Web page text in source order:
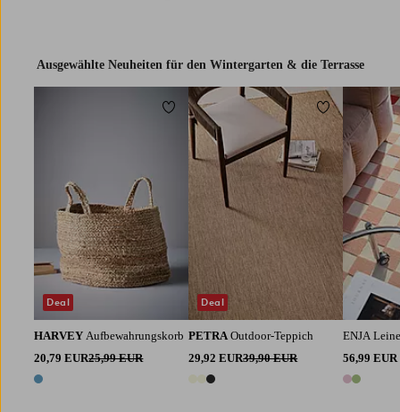
Ausgewählte Neuheiten für den Wintergarten & die Terrasse
HARVEY Aufbewahrungskorb
20,79 EUR25,99 EUR
1 Farbe
Deal
Zu Favoriten hinzufügen
PETRA Outdoor-Teppich
29,92 EUR39,90 EUR
3 Farben
Deal
Zu Favoriten
80X150 160X230200X300
ENJA
56,99 EUR
2 Farben
80X150